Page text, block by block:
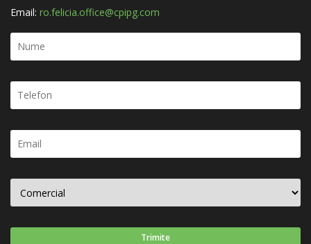
Email: ro.felicia.office@cpipg.com
Trimite